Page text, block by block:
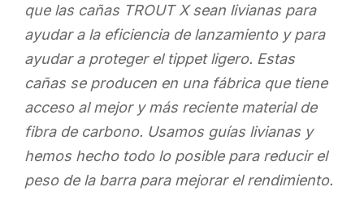
que las cañas TROUT X sean livianas para
ayudar a la eficiencia de lanzamiento y para
ayudar a proteger el tippet ligero. Estas
cañas se producen en una fábrica que tiene
acceso al mejor y más reciente material de
fibra de carbono. Usamos guías livianas y
hemos hecho todo lo posible para reducir el
peso de la barra para mejorar el rendimiento.